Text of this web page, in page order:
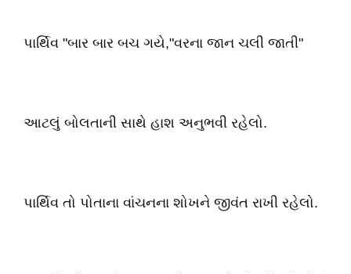
પાર્થિવ "બાર બાર બચ ગયે,"વરના જાન ચલી જાતી"
આટલું બોલતાની સાથે હાશ અનુભવી રહેલો.
પાર્થિવ તો પોતાના વાંચનના શોખને જીવંત રાખી રહેલો.